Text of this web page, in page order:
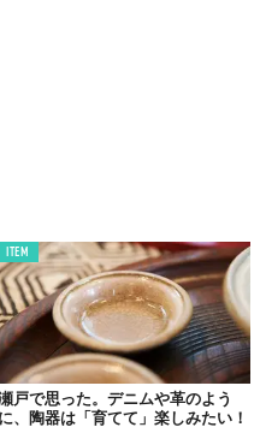
拠点
」
ITEM
戸で思った。デニムや革のよう
に、陶器は「育てて」楽しみたい！